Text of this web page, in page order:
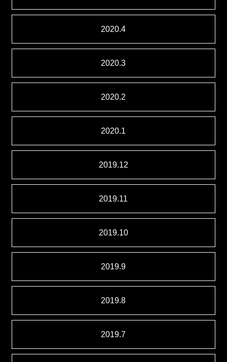
2020.4
2020.3
2020.2
2020.1
2019.12
2019.11
2019.10
2019.9
2019.8
2019.7